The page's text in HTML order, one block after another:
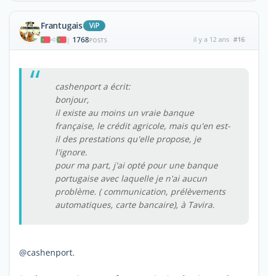
Frantugais ViP
| 1768POSTS il y a 12 ans #16
cashenport a écrit:
bonjour,
il existe au moins un vraie banque
française, le crédit agricole, mais qu'en est-
il des prestations qu'elle propose, je
l'ignore.
pour ma part, j'ai opté pour une banque
portugaise avec laquelle je n'ai aucun
problème. ( communication, prélèvements
automatiques, carte bancaire), à Tavira.
@cashenport.